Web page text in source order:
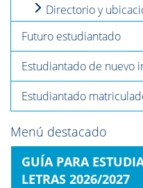
Directorio y
Futuro estudiantado
Estudiantado de nuevo
Estudiantado
Menú destacado
GUÍA PARA
LETRAS 2026/2027